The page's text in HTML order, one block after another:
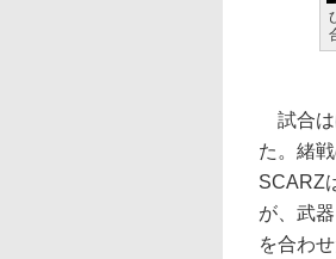
試合は
た。緒
SCARZ
が、武
を合わ